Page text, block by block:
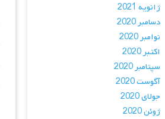
ژانویه 2021
دسامبر 2020
نوامبر 2020
اکتبر 2020
سپتامبر 2020
آگوست 2020
جولای 2020
ژوئن 2020